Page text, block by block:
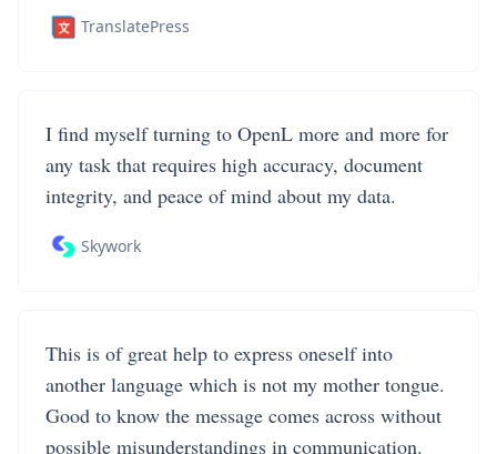
TranslatePress
I find myself turning to OpenL more and more for
any task that requires high accuracy, document
integrity, and peace of mind about my data.
Skywork
This is of great help to express oneself into
another language which is not my mother tongue.
Good to know the message comes across without
possible misunderstandings in communication.